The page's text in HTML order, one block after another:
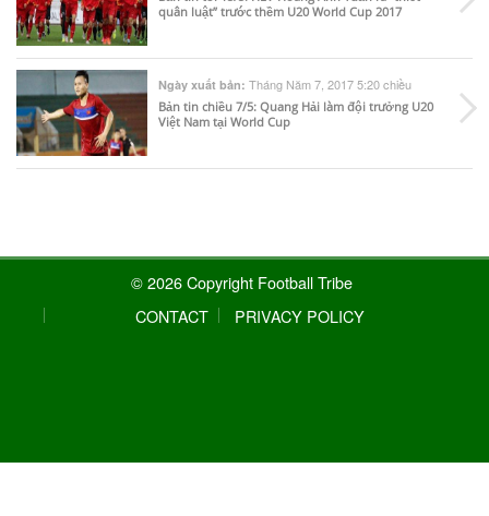
quân luật” trước thềm U20 World Cup 2017
Ngày xuất bản: Tháng Năm 7, 2017 5:20 chiều
Bản tin chiều 7/5: Quang Hải làm đội trưởng U20
Việt Nam tại World Cup
© 2026 Copyright Football Tribe
CONTACT
PRIVACY POLICY